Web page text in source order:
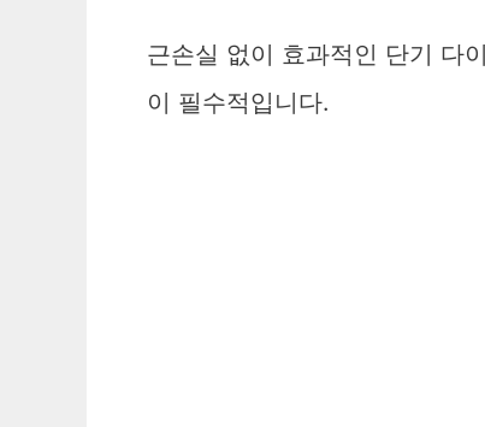
근손실 없이 효과적인 단기 다
이 필수적입니다.